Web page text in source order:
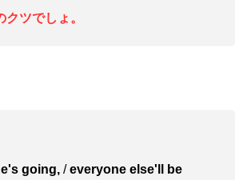
クツでしょ。
going, /everyone else'll be